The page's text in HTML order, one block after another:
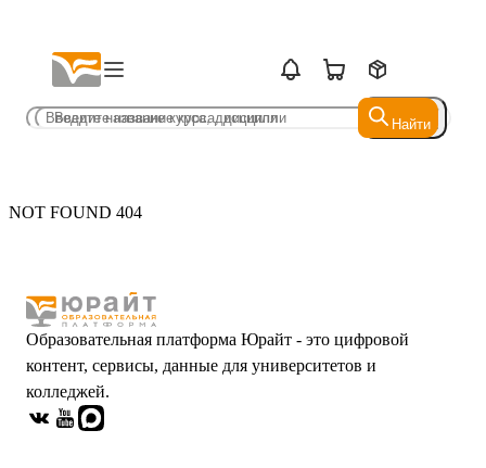
Найти
Найти
NOT FOUND 404
Образовательная платформа Юрайт - это цифровой
контент, сервисы, данные для университетов и
колледжей.